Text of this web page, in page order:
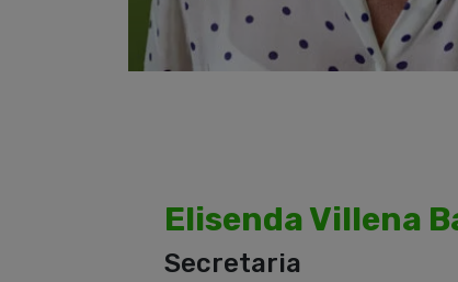
Elisenda Villena
Secretaria